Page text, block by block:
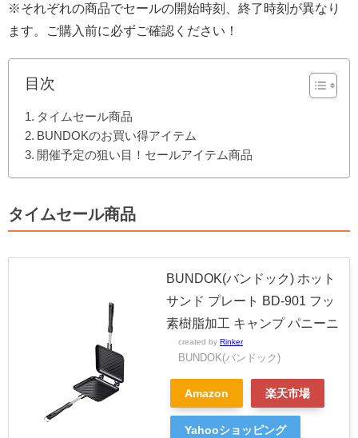
※それぞれの商品でセールの開始時刻、終了時刻が異なり
ます。ご購入前に必ずご確認ください！
目次
タイムセール商品
BUNDOKのお買い得アイテム
開催予定の狙い目！セールアイテム商品
タイムセール商品
BUNDOK(バンドック) ホット
サンド プレート BD-901 フッ
素樹脂加工 キャンプ パニーニ
created by Rinker
BUNDOK(バンドック)
Amazon 楽天市場
Yahooショッピング